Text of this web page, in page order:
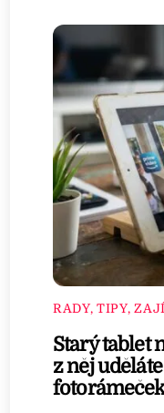
RADY, TIPY,
Starý tablet
z něj